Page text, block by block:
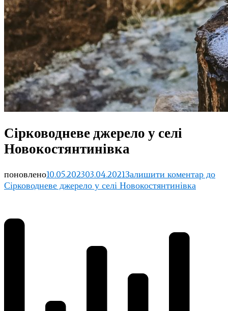
Сірководневе джерело у селі
Новокостянтинівка
поновлено10.05.202303.04.2021Залишити коментар до
Сірководневе джерело у селі Новокостянтинівка